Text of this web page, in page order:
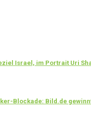
Israel, im Portrait Uri
Blockade: Bild.de